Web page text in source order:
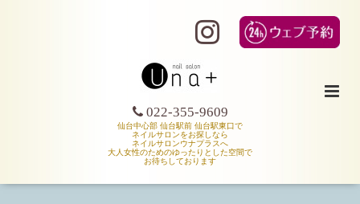
022-355-9609
仙台中心部 仙台駅前 仙台駅東口で
ネイルサロンをお探しなら
ネイルサロンウナプラスへ
大人女性のためのゆったりとした空間で
お待ちしております